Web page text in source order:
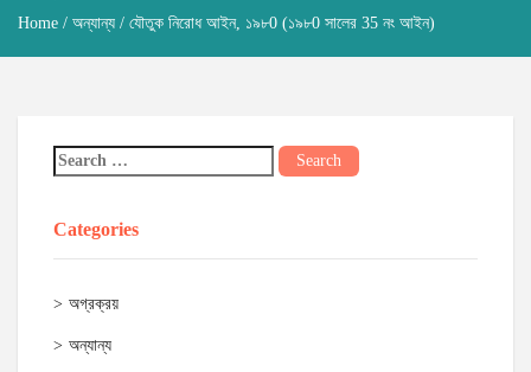
Home / অন্যান্য / যৌতুক নিরোধ আইন, ১৯৮0 (১৯৮0 সালের 35 নং আইন)
Categories
অগ্রক্রয়
অন্যান্য